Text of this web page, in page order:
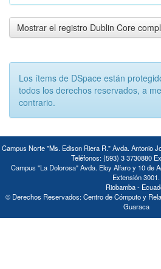
Mostrar el registro Dublin Core
Los ítems de DSpace están
todos los derechos reservados, a
contrario.
Campus Norte "Ms. Edison Riera R." Avda. Antonio
Teléfonos: (593) 3 3730880
Campus "La Dolorosa" Avda. Eloy Alfaro y 10 de
Extensión 3001.
Riobamba -
© Derechos Reservados: Centro de Cómputo y
Guaraca